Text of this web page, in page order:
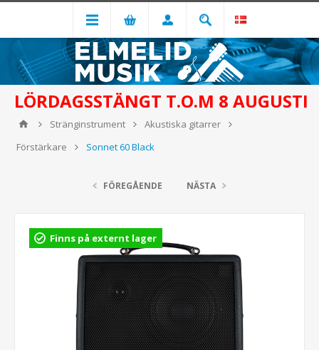
LÖRDAGSSTÄNGT T.O.M 8 AUGUSTI
Stränginstrument
Akustiska gitarrer
Förstärkare
Sonnet 60 Black
FÖREGÅENDE NÄSTA
Finns på externt lager